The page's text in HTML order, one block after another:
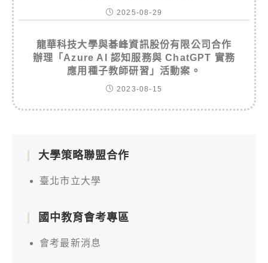
2025-08-29
龍華科技大學與碁峰資訊股份有限公司合作
辦理「Azure AI 認知服務與 ChatGPT 實務
應用種子教師研習」活動案。
2023-08-15
大學策略聯盟合作
臺北市立大學
國中教育會考專區
會考最新消息